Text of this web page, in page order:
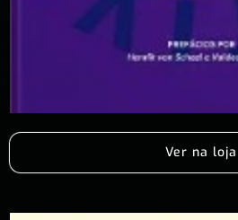
Ver na loja